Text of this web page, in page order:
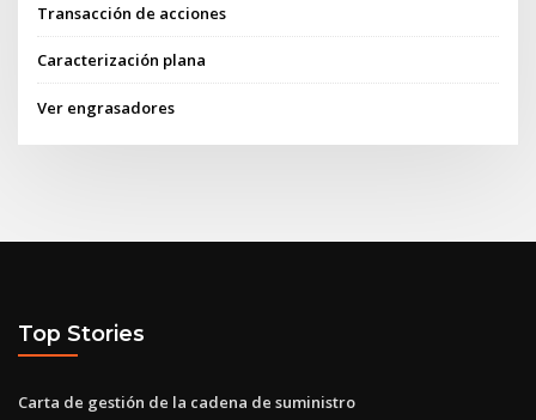
Transacción de acciones
Caracterización plana
Ver engrasadores
Top Stories
Carta de gestión de la cadena de suministro